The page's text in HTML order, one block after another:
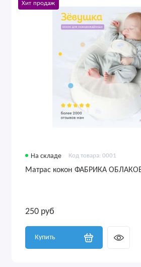
Хит продаж
На складе Код товара: 0001
Матрас кокон ФАБРИКА
250 руб
Купить